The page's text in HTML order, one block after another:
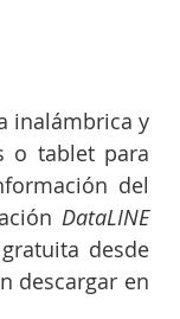
inalámbrica y
o tablet para
del
DataLINE
desde
descargar en